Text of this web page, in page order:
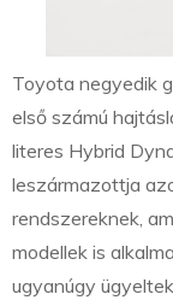
Toyota negyedik
első számú
literes Hybrid
leszármazottja
rendszereknek,
modellek is
ugyanúgy